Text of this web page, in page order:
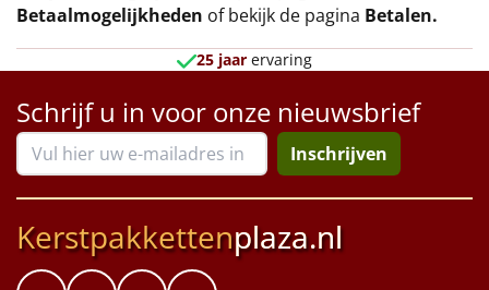
Betaalmogelijkheden of bekijk de pagina Betalen.
25 jaar ervaring
Schrijf u in voor onze nieuwsbrief
Inschrijven
Kerstpakkettenplaza.nl